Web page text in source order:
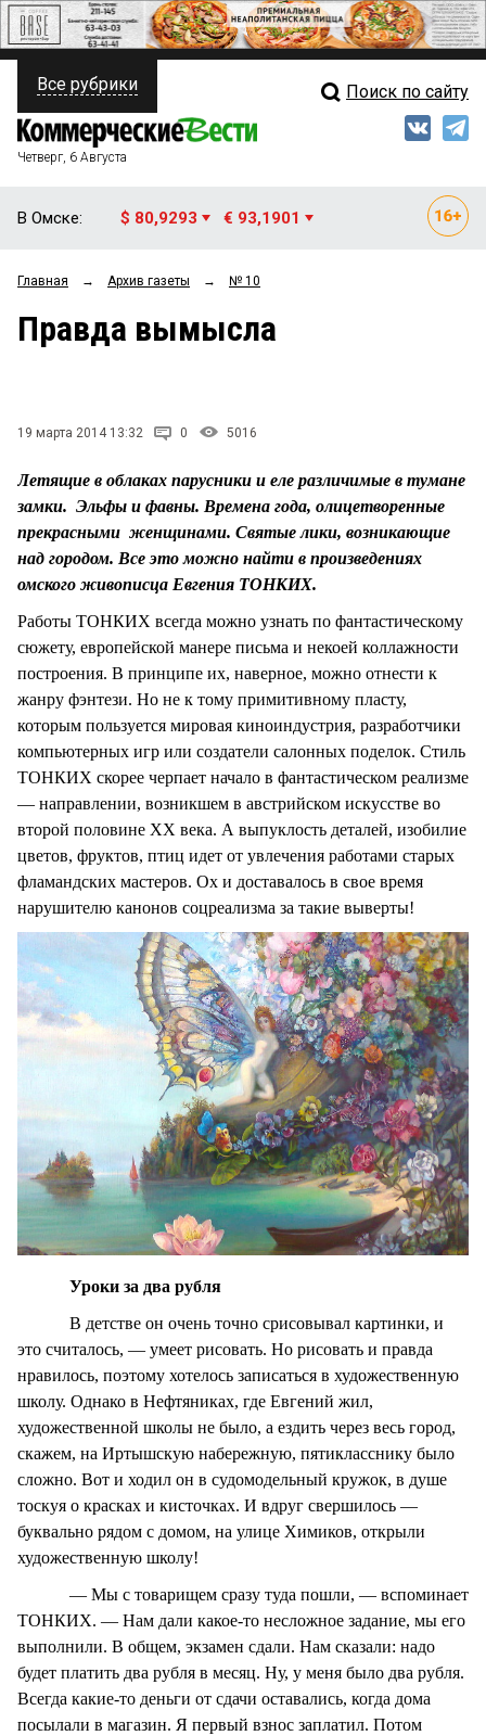
ПОЛИТИКА
ФИНАНСЫ
ОБЩЕСТВО
ЗАКОН
ПРОИСШЕСТВИЯ
СТИЛЬ ЖИЗНИ
Свежий выпуск
Все рубрики Поиск по сайту
Четверг, 6 Августа
В Омске: $ 80,9293 € 93,1901
Главная → Архив газеты → № 10
Правда вымысла
19 марта 2014 13:32 0 5016
Летящие в облаках парусники и еле различимые в тумане
замки. Эльфы и фавны. Времена года, олицетворенные
прекрасными женщинами. Святые лики, возникающие
над городом. Все это можно найти в произведениях
омского живописца Евгения ТОНКИХ.
Работы ТОНКИХ всегда можно узнать по фантастическому
сюжету, европейской манере письма и некоей коллажности
построения. В принципе их, наверное, можно отнести к
жанру фэнтези. Но не к тому примитивному пласту,
которым пользуется мировая киноиндустрия, разработчики
компьютерных игр или создатели салонных поделок. Стиль
ТОНКИХ скорее черпает начало в фантастическом реализме
— направлении, возникшем в австрийском искусстве во
второй половине XX века. А выпуклость деталей, изобилие
цветов, фруктов, птиц идет от увлечения работами старых
фламандских мастеров. Ох и доставалось в свое время
нарушителю канонов соцреализма за такие выверты!
Уроки за два рубля
В детстве он очень точно срисовывал картинки, и
это считалось, — умеет рисовать. Но рисовать и правда
нравилось, поэтому хотелось записаться в художественную
школу. Однако в Нефтяниках, где Евгений жил,
художественной школы не было, а ездить через весь город,
скажем, на Иртышскую набережную, пятикласснику было
сложно. Вот и ходил он в судомодельный кружок, в душе
тоскуя о красках и кисточках. И вдруг свершилось —
буквально рядом с домом, на улице Химиков, открыли
художественную школу!
— Мы с товарищем сразу туда пошли, — вспоминает
ТОНКИХ. — Нам дали какое-то несложное задание, мы его
выполнили. В общем, экзамен сдали. Нам сказали: надо
будет платить два рубля в месяц. Ну, у меня было два рубля.
Всегда какие-то деньги от сдачи оставались, когда дома
посылали в магазин. Я первый взнос заплатил. Потом